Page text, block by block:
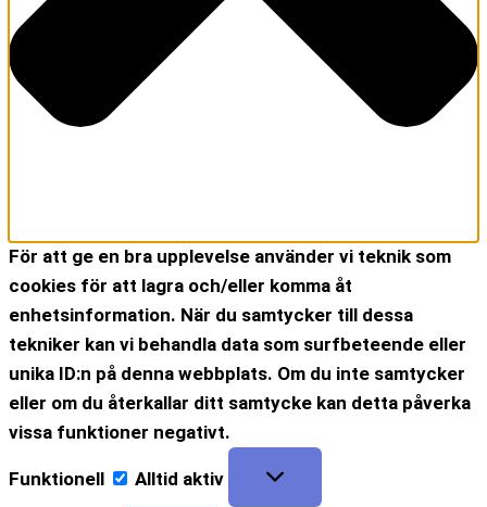
För att ge en bra upplevelse använder vi teknik som
cookies för att lagra och/eller komma åt
enhetsinformation. När du samtycker till dessa
tekniker kan vi behandla data som surfbeteende eller
unika ID:n på denna webbplats. Om du inte samtycker
eller om du återkallar ditt samtycke kan detta påverka
vissa funktioner negativt.
Funktionell Alltid aktiv